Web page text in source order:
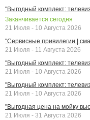
"Выгодный комплект:
Заканчивается сегодня
21 Июля - 10 Августа 2026
"Сервисные привилегии |
21 Июля - 11 Августа 2026
"Выгодный комплект:
21 Июля - 10 Августа 2026
"Выгодный комплект:
21 Июля - 10 Августа 2026
"Выгодная цена на мойку
21 Июля - 31 Августа 2026